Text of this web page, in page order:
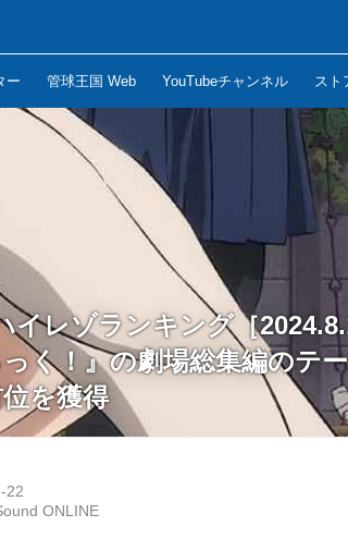
ー 管球王国 Web YouTubeチャンネル スト
イレゾランキング［
く！』の劇場総集編のテ
を獲得
22
ONLINE